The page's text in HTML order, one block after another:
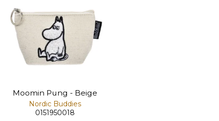
Moomin Pung - Beige
Nordic Buddies
0151950018